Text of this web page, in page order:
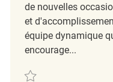
de nouvelles
et
équipe dynamique
encourage...
Sauvegarder